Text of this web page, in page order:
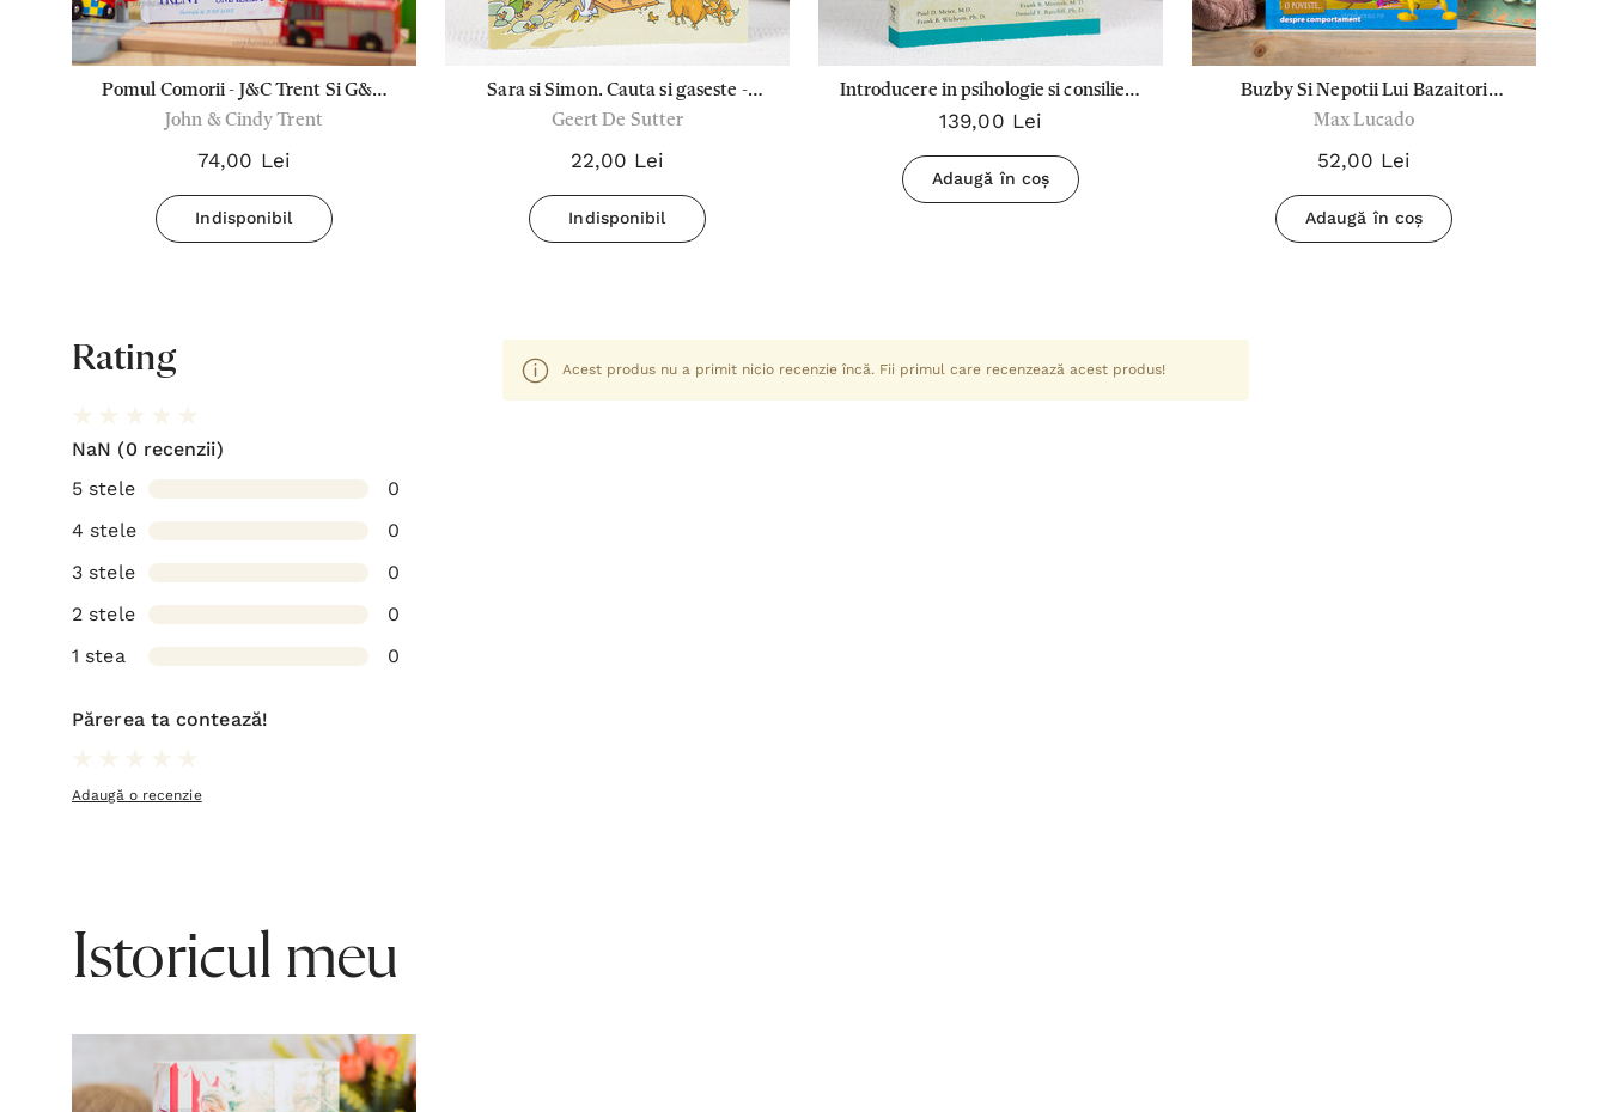
Pomul Comorii - J&C Trent Si G&N
Smalley
John & Cindy Trent
74,00 Lei
Indisponibil
Sara si Simon. Cauta si gaseste -
Biblia
Geert De Sutter
22,00 Lei
Indisponibil
Introducere in psihologie si consiliere
- perspective si aplicatii crestine
139,00 Lei
Adaugă în coș
Buzby Si Nepotii Lui Bazaitori
(Hermie Si Prietenii)
Max Lucado
52,00 Lei
Adaugă în coș
Rating
NaN (0 recenzii)
5 stele
0
4 stele
0
3 stele
0
2 stele
0
1 stea
0
Părerea ta contează!
Adaugă o recenzie
Acest produs nu a primit nicio recenzie încă. Fii primul care recenzează acest produs!
Istoricul meu